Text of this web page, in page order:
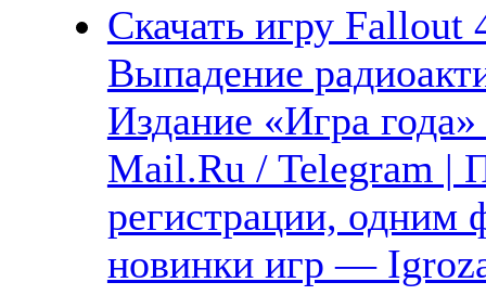
Скачать игру
Выпадение
Издание «Игра
Mail.Ru / Telegram |
регистрации, одним
новинки игр —